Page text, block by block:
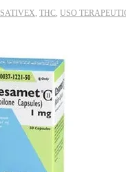
SATIVEX, THC, USO